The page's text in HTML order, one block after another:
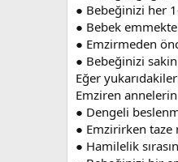
● Bebeğinizi her
● Bebek
● Emzirmeden
● Bebeğinizi
Eğer
Emziren
● Dengeli
● Emzirirken
● Hamilelik